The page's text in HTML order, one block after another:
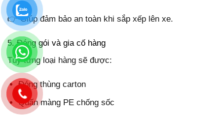
👉 Giúp đảm bảo an toàn khi sắp xếp lên xe.
5. Đóng gói và gia cố hàng
Tùy từng loại hàng sẽ được:
Đóng thùng carton
Quấn màng PE chống sốc